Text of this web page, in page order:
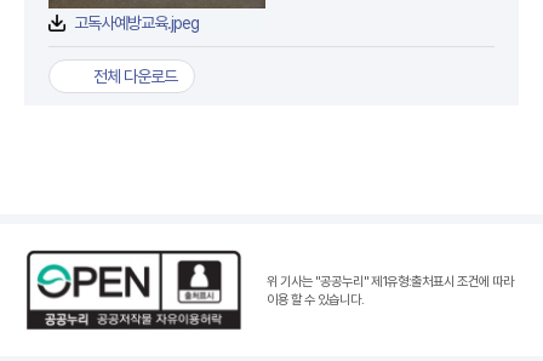
고독사예방교육.jpeg
전체 다운로드
위 기사는 "공공누리"제1유형:출처표시 조건에 따라
이용 할 수 있습니다.